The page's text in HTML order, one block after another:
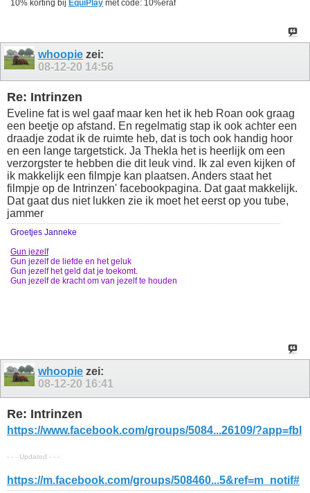
10% korting bij EquiPlay met code: 10%eraf
whoopie zei:
08-12-20 14:56
Re: Intrinzen
Eveline fat is wel gaaf maar ken het ik heb Roan ook graag
een beetje op afstand. En regelmatig stap ik ook achter een
draadje zodat ik de ruimte heb, dat is toch ook handig hoor
en een lange targetstick. Ja Thekla het is heerlijk om een
verzorgster te hebben die dit leuk vind. Ik zal even kijken of
ik makkelijk een filmpje kan plaatsen. Anders staat het
filmpje op de Intrinzen' facebookpagina. Dat gaat makkelijk.
Dat gaat dus niet lukken zie ik moet het eerst op you tube,
jammer
Groetjes Janneke
Gun jezelf
Gun jezelf de liefde en het geluk
Gun jezelf het geld dat je toekomt.
Gun jezelf de kracht om van jezelf te houden
whoopie zei:
08-12-20 16:41
Re: Intrinzen
https://www.facebook.com/groups/5084...26109/?app=fbl
- - - Updated - - -
https://m.facebook.com/groups/508460...5&ref=m_notif#